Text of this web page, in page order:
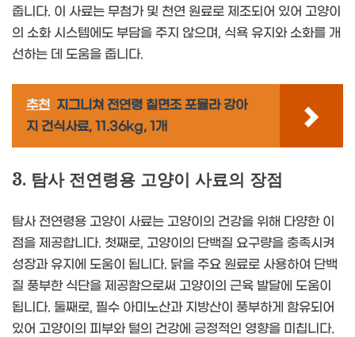
줍니다. 이 사료는 무첨가 및 천연 원료로 제조되어 있어 고양이
의 소화 시스템에도 부담을 주지 않으며, 식욕 유지와 소화를 개
선하는 데 도움을 줍니다.
추천 지그니쳐 전연령 칠면조 포뮬라 강아
지 건식사료, 11.36kg, 1개
3. 탐사 전연령용 고양이 사료의 장점
탐사 전연령용 고양이 사료는 고양이의 건강을 위해 다양한 이
점을 제공합니다. 첫째로, 고양이의 단백질 요구량을 충족시켜
성장과 유지에 도움이 됩니다. 닭을 주요 원료로 사용하여 단백
질 풍부한 식단을 제공함으로써 고양이의 근육 발달에 도움이
됩니다. 둘째로, 필수 아미노산과 지방산이 풍부하게 함유되어
있어 고양이의 피부와 털의 건강에 긍정적인 영향을 미칩니다.